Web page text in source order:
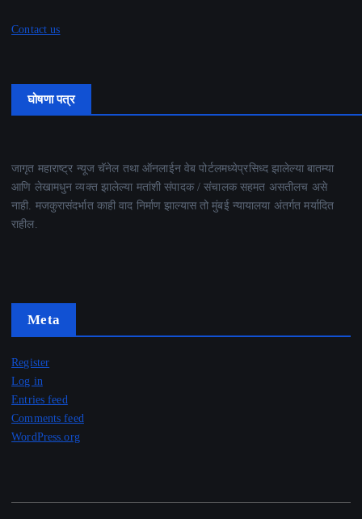
Contact us
घोषणा पत्र
जागृत महाराष्ट्र न्यूज चॅनेल तथा ऑनलाईन वेब पोर्टलमध्येप्रसिध्द झालेल्या बातम्या
आणि लेखामधुन व्यक्त झालेल्या मतांशी संपादक / संचालक सहमत असतीलच असे
नाही. मजकुरासंदर्भात काही वाद निर्माण झाल्यास तो मुंबई न्यायालया अंतर्गत मर्यादित
राहील.
Meta
Register
Log in
Entries feed
Comments feed
WordPress.org